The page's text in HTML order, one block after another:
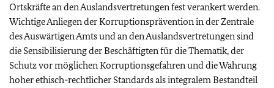
Ortskräfte an den Auslandsvertretungen fest verankert werden.
Wichtige Anliegen der Korruptionsprävention in der Zentrale
des Auswärtigen Amts und an den Auslandsvertretungen sind
die Sensibilisierung der Beschäftigten für die Thematik, der
Schutz vor möglichen Korruptionsgefahren und die Wahrung
hoher ethisch-rechtlicher Standards als integralem Bestandteil